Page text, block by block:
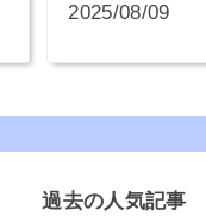
2025/08/09
過去の人気記事